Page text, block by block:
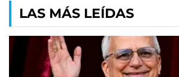
LAS MÁS LEÍDAS